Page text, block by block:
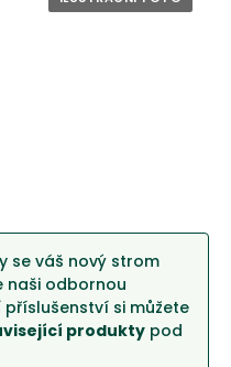
se váš nový strom
naši odbornou
si můžete
produkty pod